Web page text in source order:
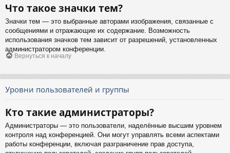
Что такое значки тем?
Значки тем — это выбранные авторами изображения, связанные с
сообщениями и отражающие их содержание. Возможность
использования значков тем зависит от разрешений, установленных
администратором конференции.
Вернуться к началу
Уровни пользователей и группы
Кто такие администраторы?
Администраторы — это пользователи, наделённые высшим уровнем
контроля над конференцией. Они могут управлять всеми аспектами
работы конференции, включая разграничение прав доступа,